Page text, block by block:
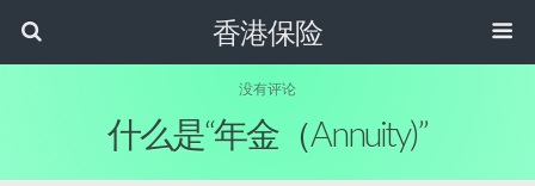
香港保险
没有评论
什么是“年金（Annuity)”